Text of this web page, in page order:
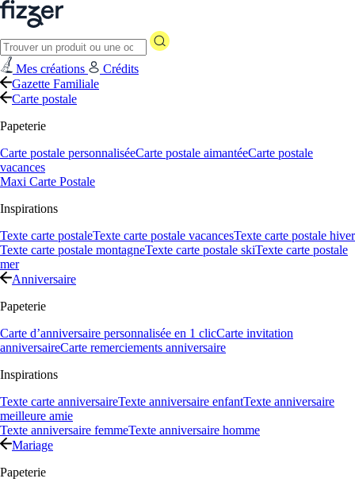
Mes créations
Crédits
Gazette Familiale
Carte postale
Papeterie
Carte postale personnaliséeCarte postale aimantéeCarte postale
vacances
Maxi Carte Postale
Inspirations
Texte carte postaleTexte carte postale vacancesTexte carte postale hiver
Texte carte postale montagneTexte carte postale skiTexte carte postale
mer
Anniversaire
Papeterie
Carte d’anniversaire personnalisée en 1 clicCarte invitation
anniversaireCarte remerciements anniversaire
Inspirations
Texte carte anniversaireTexte anniversaire enfantTexte anniversaire
meilleure amie
Texte anniversaire femmeTexte anniversaire homme
Mariage
Papeterie